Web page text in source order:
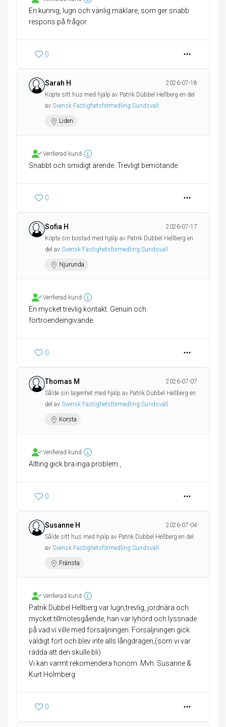
En kunnig, lugn och vänlig mäklare, som ger snabb
respons på frågor.
0
Sarah H
2026-07-18
Köpte sitt hus med hjälp av Patrik Dübbel Hellberg en del
av Svensk Fastighetsförmedling Sundsvall
Liden
Verifierad kund
Snabbt och smidigt ärende. Trevligt bemötande.
0
Sofia H
2026-07-17
Köpte sin bostad med hjälp av Patrik Dübbel Hellberg en
del av Svensk Fastighetsförmedling Sundsvall
Njurunda
Verifierad kund
En mycket trevlig kontakt. Genuin och
förtroendeingivande.
0
Thomas M
2026-07-07
Sålde sin lägenhet med hjälp av Patrik Dübbel Hellberg en
del av Svensk Fastighetsförmedling Sundsvall
Korsta
Verifierad kund
Allting gick bra inga problem ,
0
Susanne H
2026-07-04
Sålde sitt hus med hjälp av Patrik Dübbel Hellberg en del
av Svensk Fastighetsförmedling Sundsvall
Fränsta
Verifierad kund
Patrik Dübbel Hellberg var lugn,trevlig, jordnära och
mycket tillmötesgående, han var lyhörd och lyssnade
på vad vi ville med försäljningen. Försäljningen gick
väldigt fort och blev inte alls långdragen,(som vi var
rädda att den skulle bli)
Vi kan varmt rekomendera honom. Mvh. Susanne &
Kurt Holmberg
0